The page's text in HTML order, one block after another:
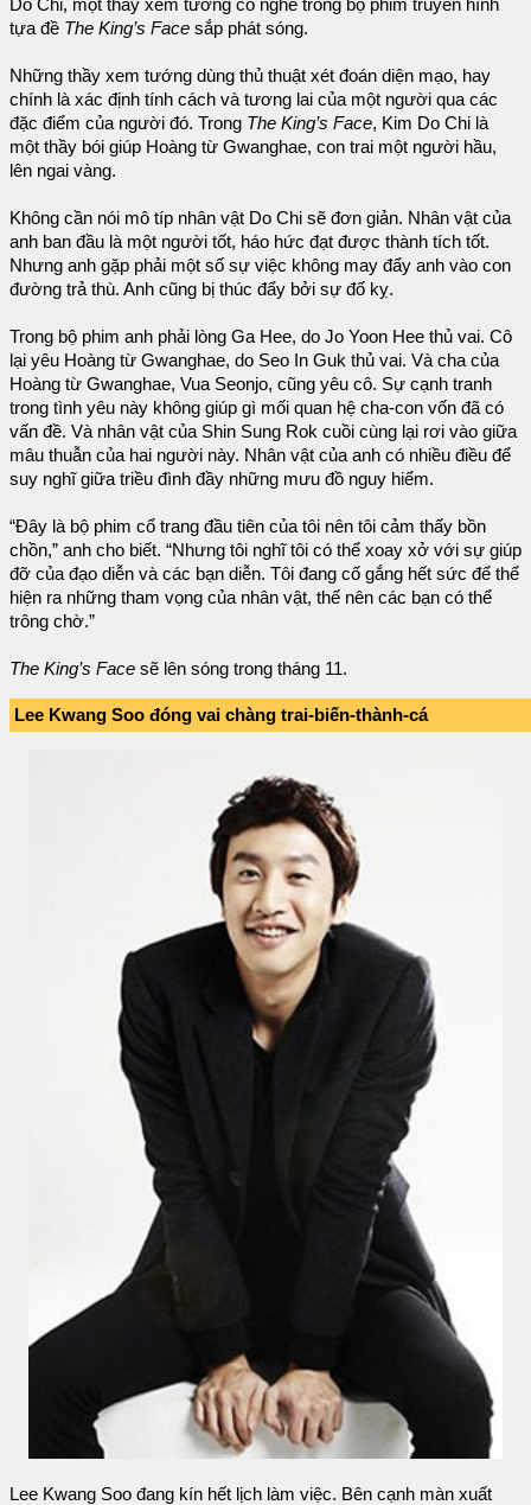
Do Chi, một thầy xem tướng có nghề trong bộ phim truyền hình
tựa đề The King’s Face sắp phát sóng.
Những thầy xem tướng dùng thủ thuật xét đoán diện mạo, hay
chính là xác định tính cách và tương lai của một người qua các
đặc điểm của người đó. Trong The King’s Face, Kim Do Chi là
một thầy bói giúp Hoàng từ Gwanghae, con trai một người hầu,
lên ngai vàng.
Không cần nói mô típ nhân vật Do Chi sẽ đơn giản. Nhân vật của
anh ban đầu là một người tốt, háo hức đạt được thành tích tốt.
Nhưng anh gặp phải một số sự việc không may đẩy anh vào con
đường trả thù. Anh cũng bị thúc đẩy bởi sự đố kỵ.
Trong bộ phim anh phải lòng Ga Hee, do Jo Yoon Hee thủ vai. Cô
lại yêu Hoàng từ Gwanghae, do Seo In Guk thủ vai. Và cha của
Hoàng từ Gwanghae, Vua Seonjo, cũng yêu cô. Sự cạnh tranh
trong tình yêu này không giúp gì mối quan hệ cha-con vốn đã có
vấn đề. Và nhân vật của Shin Sung Rok cuồi cùng lại rơi vào giữa
mâu thuẫn của hai người này. Nhân vật của anh có nhiều điều để
suy nghĩ giữa triều đình đầy những mưu đồ nguy hiểm.
“Đây là bộ phim cổ trang đầu tiên của tôi nên tôi cảm thấy bồn
chồn,” anh cho biết. “Nhưng tôi nghĩ tôi có thể xoay xở với sự giúp
đỡ của đạo diễn và các bạn diễn. Tôi đang cố gắng hết sức để thể
hiện ra những tham vọng của nhân vật, thế nên các bạn có thể
trông chờ.”
The King’s Face sẽ lên sóng trong tháng 11.
Lee Kwang Soo đóng vai chàng trai-biến-thành-cá
Lee Kwang Soo đang kín hết lịch làm việc. Bên cạnh màn xuất